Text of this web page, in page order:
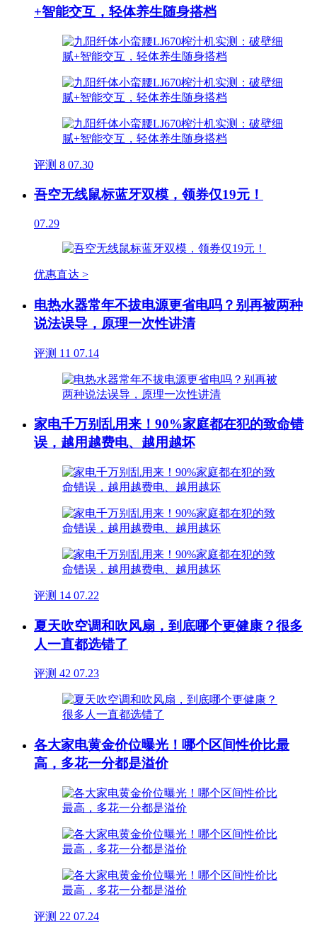
+智能交互，轻体养生随身搭档
评测 8 07.30
吾空无线鼠标蓝牙双模，领券仅19元！
07.29
优惠直达 >
电热水器常年不拔电源更省电吗？别再被两种
说法误导，原理一次性讲清
评测 11 07.14
家电千万别乱用来！90%家庭都在犯的致命错
误，越用越费电、越用越坏
评测 14 07.22
夏天吹空调和吹风扇，到底哪个更健康？很多
人一直都选错了
评测 42 07.23
各大家电黄金价位曝光！哪个区间性价比最
高，多花一分都是溢价
评测 22 07.24